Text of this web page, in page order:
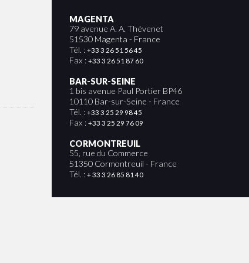
MAGENTA
79 avenue A. A. Thévenet
51530 Magenta - France
Tél. : +33 3 26 51 56 45
Fax : +33 3 26 51 87 60
BAR-SUR-SEINE
1 bis avenue Paul Portier BP46
10110 Bar-sur-Seine - France
Tél. : +33 3 25 29 98 45
Fax : +33 3 25 29 76 09
CORMONTREUIL
55, rue du Commerce
51350 Cormontreuil - France
Tél. : + 33 3 26 85 81 40